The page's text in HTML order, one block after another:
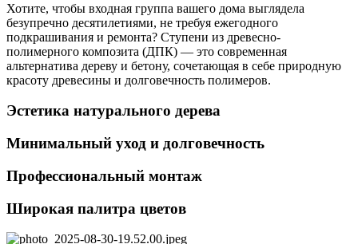
Хотите, чтобы входная группа вашего дома выглядела
безупречно десятилетиями, не требуя ежегодного
подкрашивания и ремонта? Ступени из древесно-
полимерного композита (ДПК) — это современная
альтернатива дереву и бетону, сочетающая в себе природную
красоту древесины и долговечность полимеров.
Эстетика натурального дерева
Минимальный уход и долговечность
Профессиональный монтаж
Широкая палитра цветов